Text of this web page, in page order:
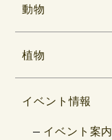
動物
植物
イベント情報
イベント案内